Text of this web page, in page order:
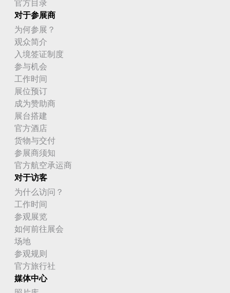
官方目录
对于参展商
为何参展？
观众简介
入境签证制度
参与机会
工作时间
展位预订
成为赞助商
展台搭建
官方酒店
货物与交付
参展商须知
官方航空承运商
对于访客
为什么访问？
工作时间
参观展览
如何前往展会
场地
参观规则
官方旅行社
媒体中心